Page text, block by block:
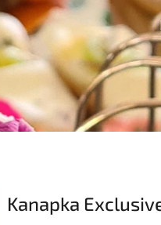
Kanapka